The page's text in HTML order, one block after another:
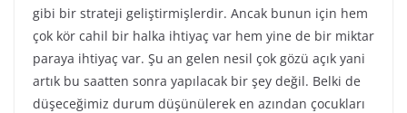
gibi bir strateji geliştirmişlerdir. Ancak bunun için hem
çok kör cahil bir halka ihtiyaç var hem yine de bir miktar
paraya ihtiyaç var. Şu an gelen nesil çok gözü açık yani
artık bu saatten sonra yapılacak bir şey değil. Belki de
düşeceğimiz durum düşünülerek en azından çocukları